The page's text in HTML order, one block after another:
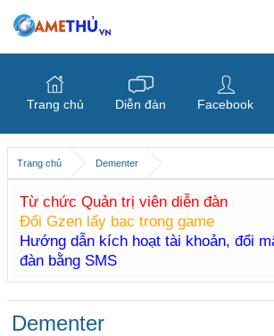
Trang chủ Dementer
Từ chức Quản trị viên diễn đàn
Đổi Gzen lấy bạc trong game
Hướng dẫn kích hoạt tài khoản, đổi
đàn bằng SMS
Dementer
Trang chủ Diễn đàn Facebook